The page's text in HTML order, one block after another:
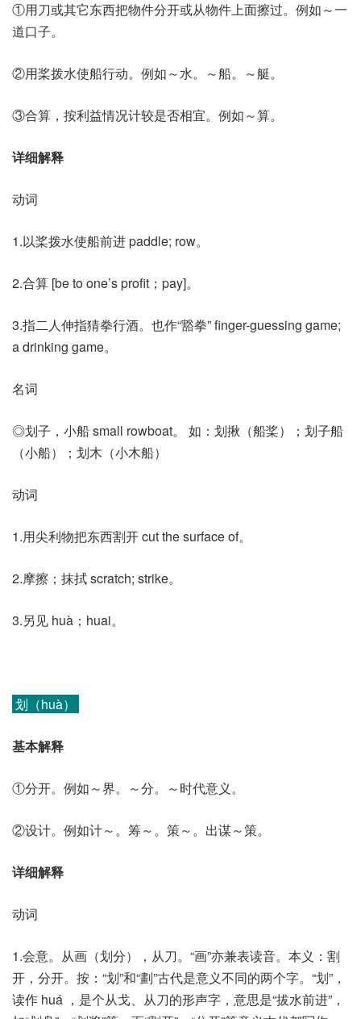
①用刀或其它东西把物件分开或从物件上面擦过。例如～一
道口子。
②用桨拨水使船行动。例如～水。～船。～艇。
③合算，按利益情况计较是否相宜。例如～算。
详细解释
动词
1.以桨拨水使船前进 paddle; row。
2.合算 [be to one’s profit；pay]。
3.指二人伸指猜拳行酒。也作“豁拳” finger-guessing game;
a drinking game。
名词
◎划子，小船 small rowboat。 如：划揪（船桨）；划子船
（小船）；划木（小木船）
动词
1.用尖利物把东西割开 cut the surface of。
2.摩擦；抹拭 scratch; strike。
3.另见 huà；huai。
划（huà）
基本解释
①分开。例如～界。～分。～时代意义。
②设计。例如计～。筹～。策～。出谋～策。
详细解释
动词
1.会意。从画（划分），从刀。“画”亦兼表读音。本义：割
开，分开。按：“划”和“劃”古代是意义不同的两个字。“划”，
读作 huá ，是个从戈、从刀的形声字，意思是“拔水前进”，